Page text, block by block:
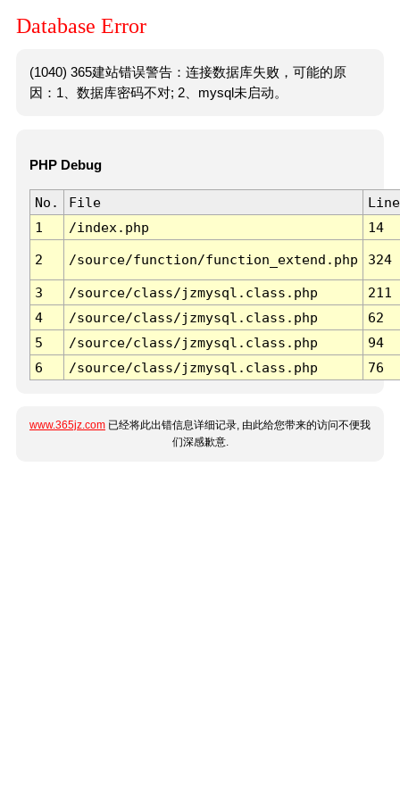
Database Error
(1040) 365建站错误警告：连接数据库失败，可能的原
因：1、数据库密码不对; 2、mysql未启动。
PHP Debug
No. File
Line
1
/index.php 14
2 /source/function/function_extend.php 324
3 /source/class/jzmysql.class.php
211
4
/source/class/jzmysql.class.php
62
5
/source/class/jzmysql.class.php
94
6
/source/class/jzmysql.class.php 76
www.365jz.com 已经将此出错信息详细记录, 由此给您带来的访问不便我
们深感歉意.